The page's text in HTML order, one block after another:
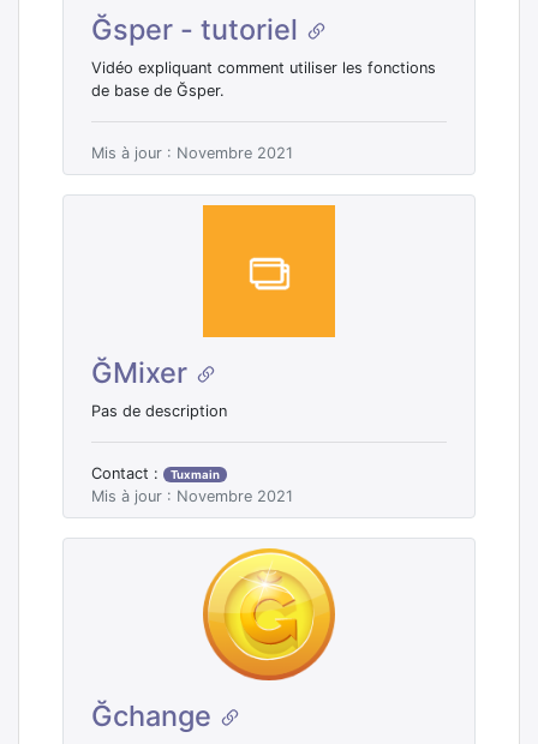
Ğsper - tutoriel
Vidéo expliquant comment utiliser les fonctions
de base de Ğsper.
Mis à jour : Novembre 2021
ĞMixer
Pas de description
Contact : Tuxmain
Mis à jour : Novembre 2021
Ğchange